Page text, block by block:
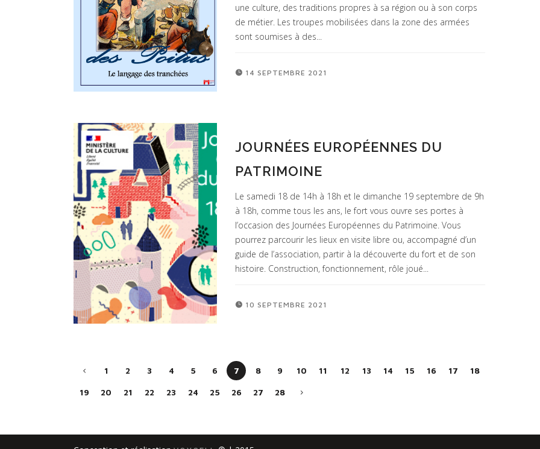
une culture, des traditions propres à sa région ou à son corps
de métier. Les troupes mobilisées dans la zone des armées
sont soumises à des...
14 SEPTEMBRE 2021
JOURNÉES EUROPÉENNES DU
PATRIMOINE
Le samedi 18 de 14h à 18h et le dimanche 19 septembre de 9h
à 18h, comme tous les ans, le fort vous ouvre ses portes à
l’occasion des Journées Européennes du Patrimoine. Vous
pourrez parcourir les lieux en visite libre ou, accompagné d’un
guide de l’association, partir à la découverte du fort et de son
histoire. Construction, fonctionnement, rôle joué...
10 SEPTEMBRE 2021
1 2 3 4 5 6 7 8 9 10 11 12 13 14 15 16 17 18
19 20 21 22 23 24 25 26 27 28